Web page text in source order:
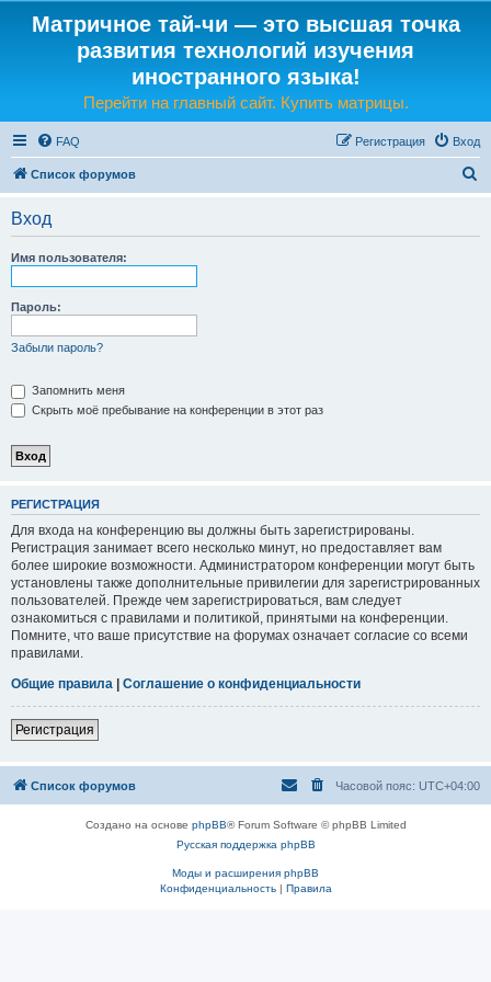
Матричное тай-чи — это высшая точка
развития технологий изучения
иностранного языка!
Перейти на главный сайт. Купить матрицы.
FAQ Вход
Регистрация
Список форумов
Вход
Имя пользователя:
Пароль:
Забыли пароль?
Запомнить меня
Скрыть моё пребывание на конференции в этот раз
РЕГИСТРАЦИЯ
Для входа на конференцию вы должны быть зарегистрированы.
Регистрация занимает всего несколько минут, но предоставляет вам
более широкие возможности. Администратором конференции могут быть
установлены также дополнительные привилегии для зарегистрированных
пользователей. Прежде чем зарегистрироваться, вам следует
ознакомиться с правилами и политикой, принятыми на конференции.
Помните, что ваше присутствие на форумах означает согласие со всеми
правилами.
Общие правила | Соглашение о конфиденциальности
Регистрация
Список форумов Часовой пояс: UTC+04:00
Создано на основе phpBB® Forum Software © phpBB Limited
Русская поддержка phpBB
Моды и расширения phpBB
Конфиденциальность| Правила